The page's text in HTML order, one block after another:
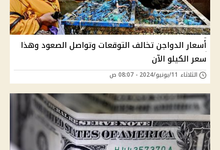
أسعار الدواجن تخالف التوقعات وتواصل الصعود وهذا
سعر الكيلو الآن
الثلاثاء 11/يونيو/2024 - 08:07 ص